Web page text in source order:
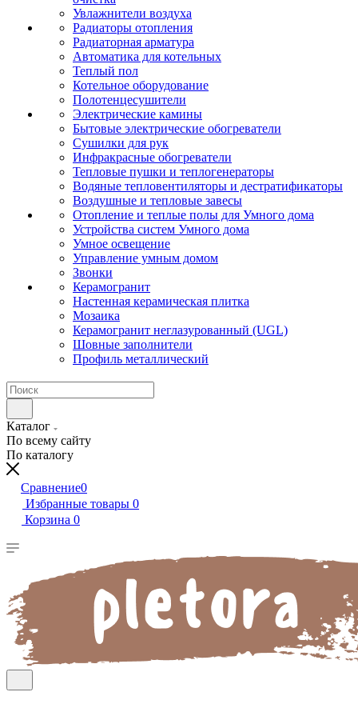
Увлажнители воздуха
Радиаторы отопления
Радиаторная арматура
Автоматика для котельных
Теплый пол
Котельное оборудование
Полотенцесушители
Электрические камины
Бытовые электрические обогреватели
Сушилки для рук
Инфракрасные обогреватели
Тепловые пушки и теплогенераторы
Водяные тепловентиляторы и дестратификаторы
Воздушные и тепловые завесы
Отопление и теплые полы для Умного дома
Устройства систем Умного дома
Умное освещение
Управление умным домом
Звонки
Керамогранит
Настенная керамическая плитка
Мозаика
Керамогранит неглазурованный (UGL)
Шовные заполнители
Профиль металлический
Каталог
По всему сайту
По каталогу
Сравнение0
Избранные товары 0
Корзина 0